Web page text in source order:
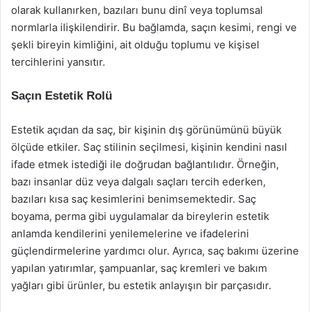
olarak kullanırken, bazıları bunu dinî veya toplumsal
normlarla ilişkilendirir. Bu bağlamda, saçın kesimi, rengi ve
şekli bireyin kimliğini, ait olduğu toplumu ve kişisel
tercihlerini yansıtır.
Saçın Estetik Rolü
Estetik açıdan da saç, bir kişinin dış görünümünü büyük
ölçüde etkiler. Saç stilinin seçilmesi, kişinin kendini nasıl
ifade etmek istediği ile doğrudan bağlantılıdır. Örneğin,
bazı insanlar düz veya dalgalı saçları tercih ederken,
bazıları kısa saç kesimlerini benimsemektedir. Saç
boyama, perma gibi uygulamalar da bireylerin estetik
anlamda kendilerini yenilemelerine ve ifadelerini
güçlendirmelerine yardımcı olur. Ayrıca, saç bakımı üzerine
yapılan yatırımlar, şampuanlar, saç kremleri ve bakım
yağları gibi ürünler, bu estetik anlayışın bir parçasıdır.